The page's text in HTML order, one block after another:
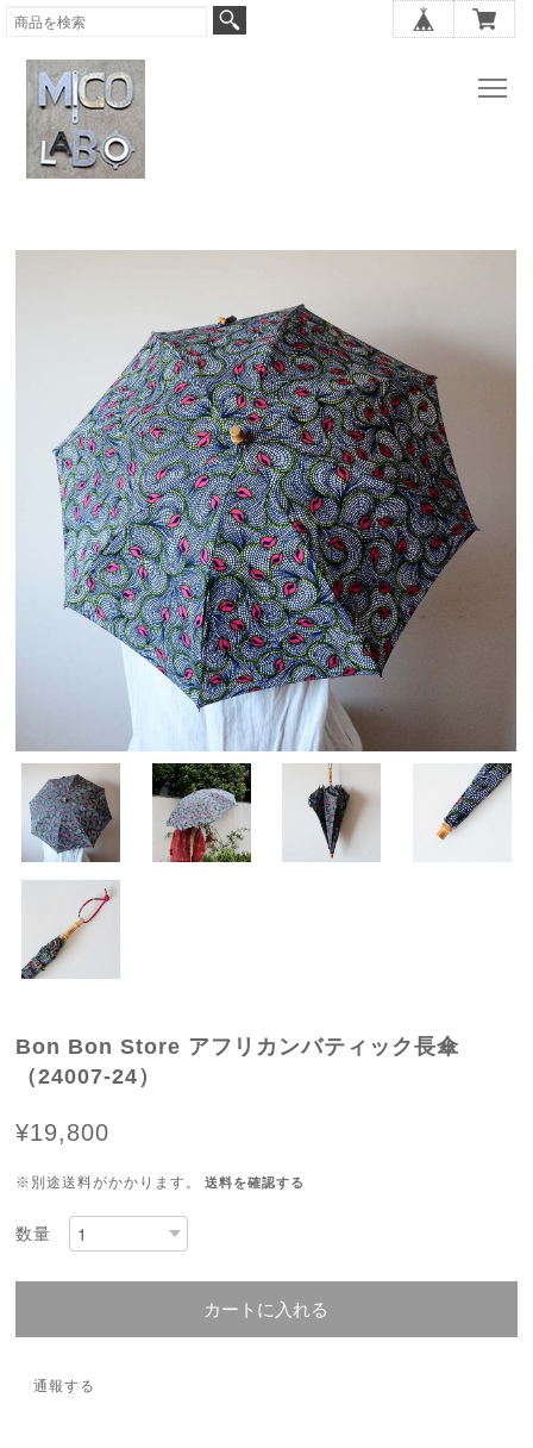
Bon Bon Store アフリカンバティック長傘
（24007-24）
¥19,800
※別途送料がかかります。 送料を確認する
数量
カートに入れる
通報する